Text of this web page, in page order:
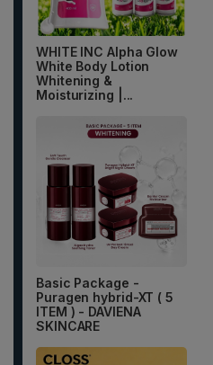
WHITE INC Alpha Glow
White Body Lotion
Whitening &
Moisturizing |...
Basic Package -
Puragen hybrid-XT ( 5
ITEM ) - DAVIENA
SKINCARE